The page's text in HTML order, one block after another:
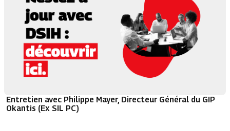
Entretien avec Philippe Mayer, Directeur Général du GIP
Okantis (Ex SIL PC)